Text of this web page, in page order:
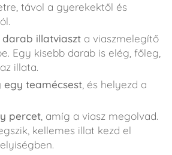
távol a gyerekektől és
darab illatviaszt a viaszmelegítő
Egy kisebb darab is elég, főleg,
illata.
egy teamécsest , és helyezd a
percet , amíg a viasz megolvad.
kellemes illat kezd el